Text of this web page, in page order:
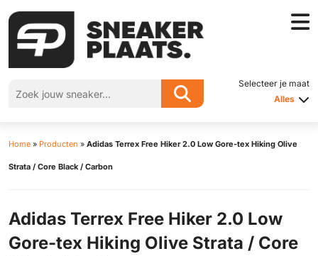
Selecteer je maat
Alles
Home » Producten » Adidas Terrex Free Hiker 2.0 Low Gore-tex Hiking Olive
Strata / Core Black / Carbon
Adidas Terrex Free Hiker 2.0 Low
Gore-tex Hiking Olive Strata / Core